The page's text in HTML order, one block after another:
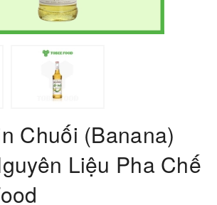
Chuối (Banana)
Liệu Pha Chế